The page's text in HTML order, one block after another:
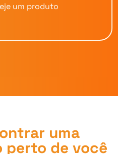
um produto
uma
perto de você